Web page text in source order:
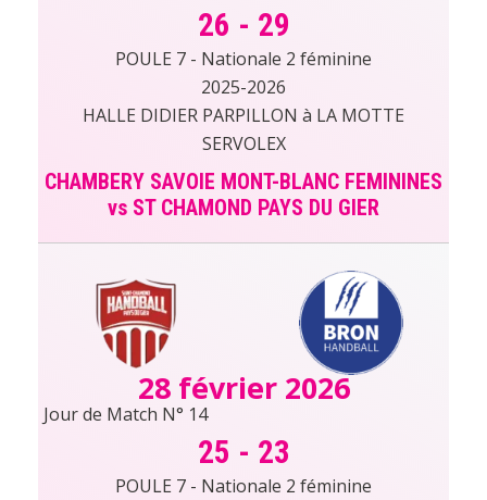
26 - 29
POULE 7 - Nationale 2 féminine
2025-2026
HALLE DIDIER PARPILLON à LA MOTTE
SERVOLEX
CHAMBERY SAVOIE MONT-BLANC FEMININES
vs ST CHAMOND PAYS DU GIER
28 février 2026
Jour de Match N° 14
25 - 23
POULE 7 - Nationale 2 féminine